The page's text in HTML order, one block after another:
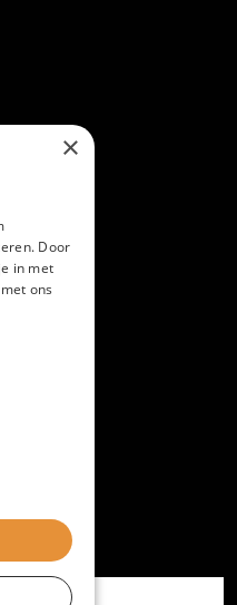
MBOAmersfoort
×
Door
in met
ons